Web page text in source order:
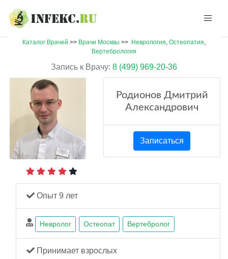
Каталог Врачей >> Врачи Москвы >> Неврология, Остеопатия,
Вертебрология
Запись к Врачу: 8 (499) 969-20-36
Родионов Дмитрий
Александрович
Записаться
Опыт 9 лет
Невролог Остеопат Вертебролог
Принимает взрослых